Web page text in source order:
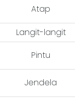
Atap
Langit-langit
Pintu
Jendela